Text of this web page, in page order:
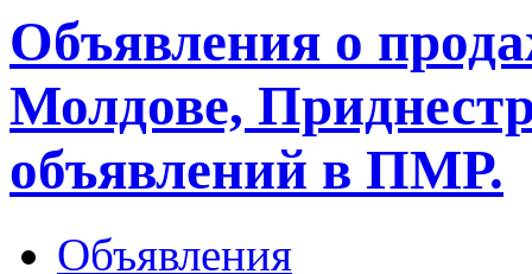
Объявления о
Молдове,
объявлений в ПМР.
Объявления